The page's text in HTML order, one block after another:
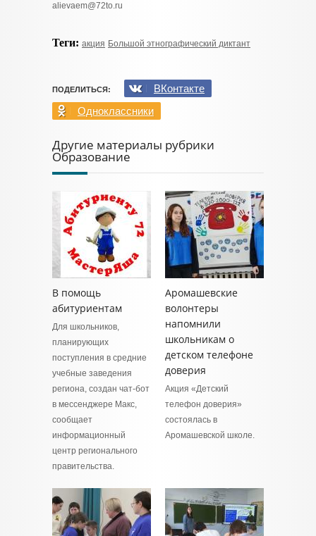
alievaem@72to.ru
Теги: акция Большой этнографический диктант
ПОДЕЛИТЬСЯ:
ВКонтакте
Одноклассники
Другие материалы рубрики
Образование
В помощь
абитуриентам
Для школьников,
планирующих
поступления в средние
учебные заведения
региона, создан чат-бот
в мессенджере Макс,
сообщает
информационный
центр регионального
правительства.
Аромашевские
волонтеры
напомнили
школьникам о
детском телефоне
доверия
Акция «Детский
телефон доверия»
состоялась в
Аромашевской школе.